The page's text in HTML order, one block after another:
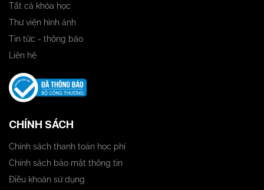
Tất cả khóa học
Thư viện hình ảnh
Tin tức - thông báo
Liên hệ
CHÍNH SÁCH
Chính sách thanh toán học phí
Chính sách bảo mật thông tin
Điều khoản sử dụng